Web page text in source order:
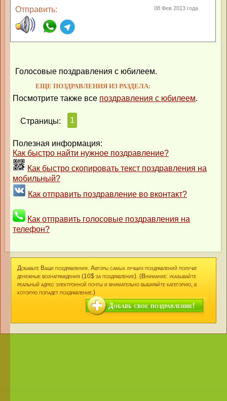
Отправить: 08 Фев 2013 года
Голосовые поздравления с юбилеем.
ЕЩЕ ПОЗДРАВЛЕНИЯ ИЗ РАЗДЕЛА:
Посмотрите также все поздравления с юбилеем.
Страницы: 1
Полезная информация:
Как быстро найти нужное поздравление?
Как быстро скопировать текст поздравления на
мобильный?
Как отправить поздравление во вконтакт?
Как отправить голосовые поздравления на
телефон?
Добавьте Ваши поздравления. Авторы самых лучших поздравлений получат
денежные вознаграждения (10$ за поздравление). (Внимание: указывайте
реальный адрес электронной почты и внимательно выбирайте категорию, в
которую попадет поздравление.)
Добавь свое поздравление!